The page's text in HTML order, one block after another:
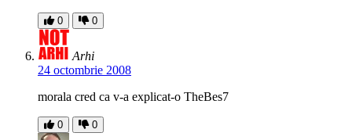
0 0
Arhi
24 octombrie 2008
morala cred ca v-a explicat-o TheBes7
0 0